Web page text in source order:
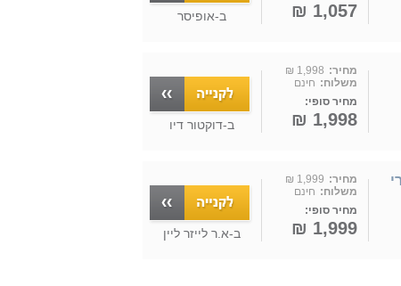
1,057 ₪ ב-אופיסר
מחיר: 1,998 ₪
משלוח: חינם
מחיר סופי:
1,998 ₪ ב-דוקטור דיו
מחיר: 1,999 ₪
משלוח: חינם
מחיר סופי:
1,999 ₪ ב-א.ר לייזר ליין